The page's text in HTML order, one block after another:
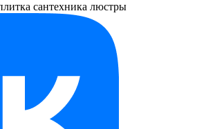
сантехника люстры